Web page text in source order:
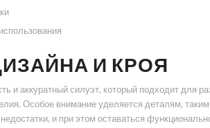
И КРОЯ
и аккуратный силуэт, который подходит
Особое внимание уделяется деталям,
и при этом оставаться